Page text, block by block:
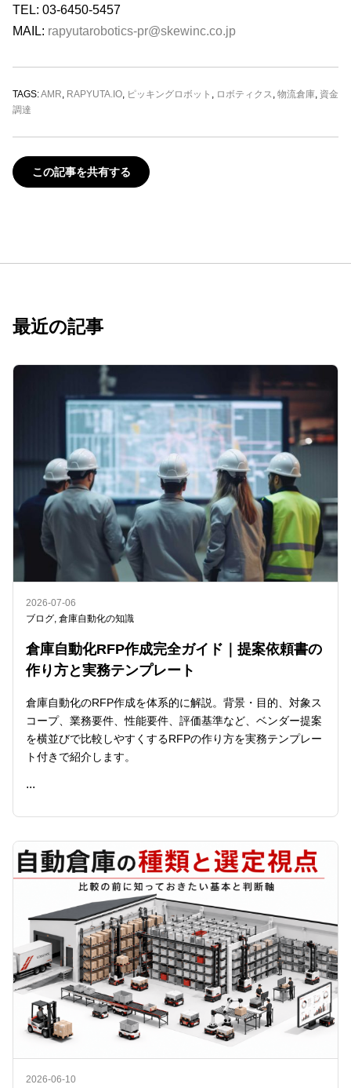
TEL: 03-6450-5457
MAIL: rapyutarobotics-pr@skewinc.co.jp
TAGS:AMR, RAPYUTA.IO, ピッキングロボット , ロボティクス, 物流倉庫, 資金
調達
この記事を共有する
最近の記事
2026-07-06
ブログ, 倉庫自動化の知識
倉庫自動化RFP作成完全ガイド｜提案依頼書の
作り方と実務テンプレート
倉庫自動化のRFP作成を体系的に解説。背景・目的、対象ス
コープ、業務要件、性能要件、評価基準など、ベンダー提案
を横並びで比較しやすくするRFPの作り方を実務テンプレー
ト付きで紹介します。
...
READ ME
2026-06-10